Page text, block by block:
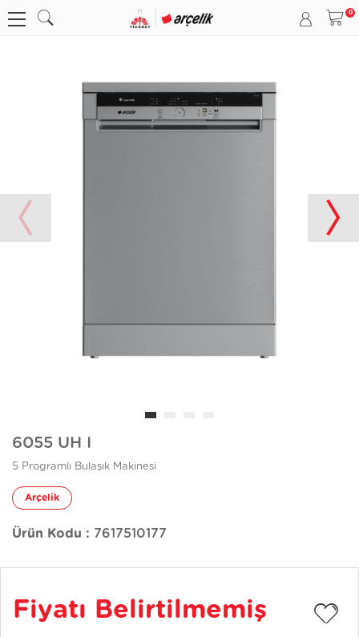
6055 UH I
5 Programlı Bulaşık Makinesi
Arçelik
Ürün Kodu : 7617510177
Fiyatı Belirtilmemiş